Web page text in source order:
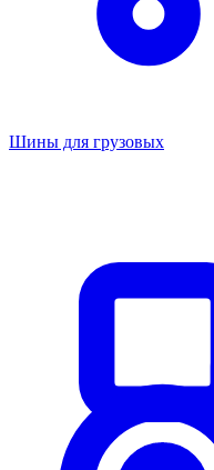
Шины для грузовых